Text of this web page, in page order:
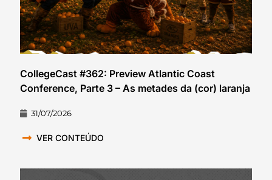
CollegeCast #362: Preview Atlantic Coast
Conference, Parte 3 – As metades da (cor) laranja
31/07/2026
VER CONTEÚDO